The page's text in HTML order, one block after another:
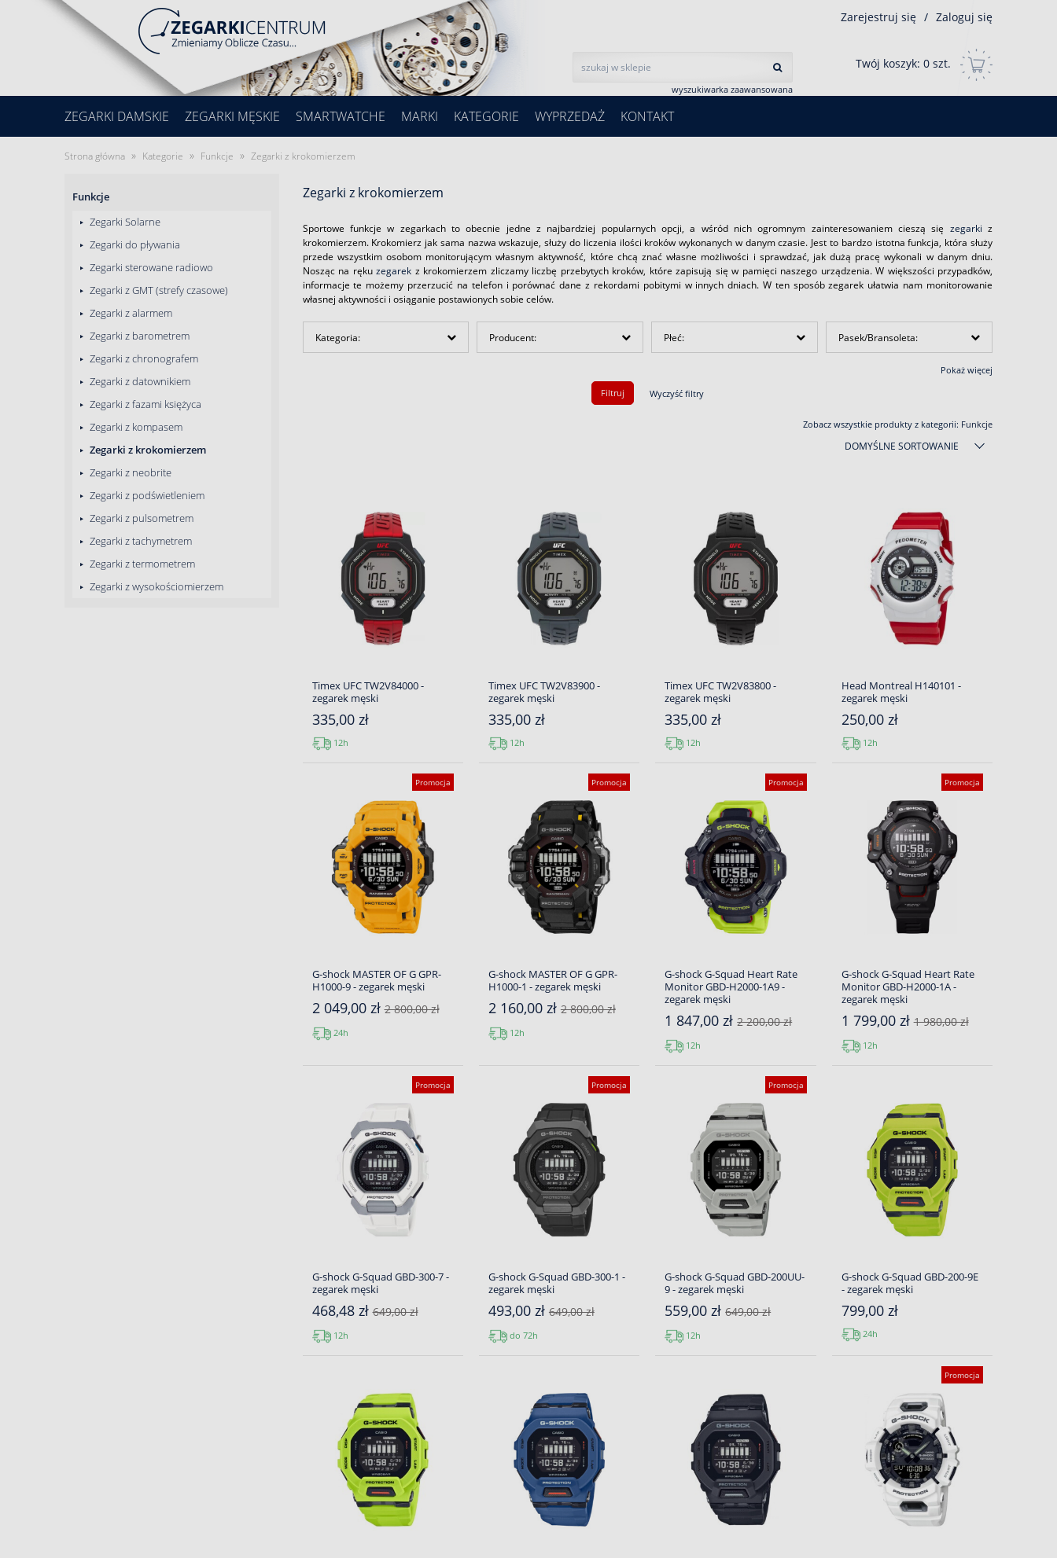
wyszukiwarka zaawansowana
Zarejestruj się / Zaloguj się
Twój koszyk: 0 szt.
ZEGARKI DAMSKIE ZEGARKI MĘSKIE SMARTWATCHE MARKI KATEGORIE WYPRZEDAŻ KONTAKT
Strona główna » Kategorie » Funkcje » Zegarki z krokomierzem
Funkcje
Zegarki Solarne
Zegarki do pływania
Zegarki sterowane radiowo
Zegarki z GMT (strefy czasowe)
Zegarki z alarmem
Zegarki z barometrem
Zegarki z chronografem
Zegarki z datownikiem
Zegarki z fazami księżyca
Zegarki z kompasem
Zegarki z krokomierzem
Zegarki z neobrite
Zegarki z podświetleniem
Zegarki z pulsometrem
Zegarki z tachymetrem
Zegarki z termometrem
Zegarki z wysokościomierzem
Zegarki z krokomierzem
Sportowe funkcje w zegarkach to obecnie jedne z najbardziej popularnych opcji, a wśród nich ogromnym zainteresowaniem cieszą się zegarki z
krokomierzem. Krokomierz jak sama nazwa wskazuje, służy do liczenia ilości kroków wykonanych w danym czasie. Jest to bardzo istotna funkcja, która służy
przede wszystkim osobom monitorującym własnym aktywność, które chcą znać własne możliwości i sprawdzać, jak dużą pracę wykonali w danym dniu.
Nosząc na ręku zegarek z krokomierzem zliczamy liczbę przebytych kroków, które zapisują się w pamięci naszego urządzenia. W większości przypadków,
informacje te możemy przerzucić na telefon i porównać dane z rekordami pobitymi w innych dniach. W ten sposób zegarek ułatwia nam monitorowanie
własnej aktywności i osiąganie postawionych sobie celów.
Kategoria: Producent: Płeć: Pasek/Bransoleta:
Pokaż więcej
Filtruj
Wyczyść filtry
Zobacz wszystkie produkty z kategorii: Funkcje
DOMYŚLNE SORTOWANIE
Timex UFC TW2V84000 -
zegarek męski
335,00 zł
12h
Timex UFC TW2V83900 -
zegarek męski
335,00 zł
12h
Timex UFC TW2V83800 -
zegarek męski
335,00 zł
12h
Head Montreal H140101 -
zegarek męski
250,00 zł
12h
Promocja
G-shock MASTER OF G GPR-
H1000-9 - zegarek męski
2 049,00 zł2 800,00 zł
24h
Promocja
G-shock MASTER OF G GPR-
H1000-1 - zegarek męski
2 160,00 zł 2 800,00 zł
12h
Promocja
G-shock G-Squad Heart Rate
Monitor GBD-H2000-1A9 -
zegarek męski
1 847,00 zł2 200,00 zł
12h
Promocja
G-shock G-Squad Heart Rate
Monitor GBD-H2000-1A -
zegarek męski
1 799,00 zł1 980,00 zł
12h
Promocja
G-shock G-Squad GBD-300-7 -
zegarek męski
468,48 zł649,00 zł
12h
Promocja
G-shock G-Squad GBD-300-1 -
zegarek męski
493,00 zł 649,00 zł
do 72h
Promocja
G-shock G-Squad GBD-200UU-
9 - zegarek męski
559,00 zł649,00 zł
12h
G-shock G-Squad GBD-200-9E
- zegarek męski
799,00 zł
24h
Promocja